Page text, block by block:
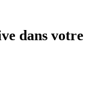
dans votre